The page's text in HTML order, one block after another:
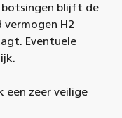
botsingen blijft de
H2
Eventuele
een zeer veilige